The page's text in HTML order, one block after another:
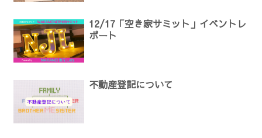
12/17「空き家サミット」イベントレ
ポート
不動産登記について